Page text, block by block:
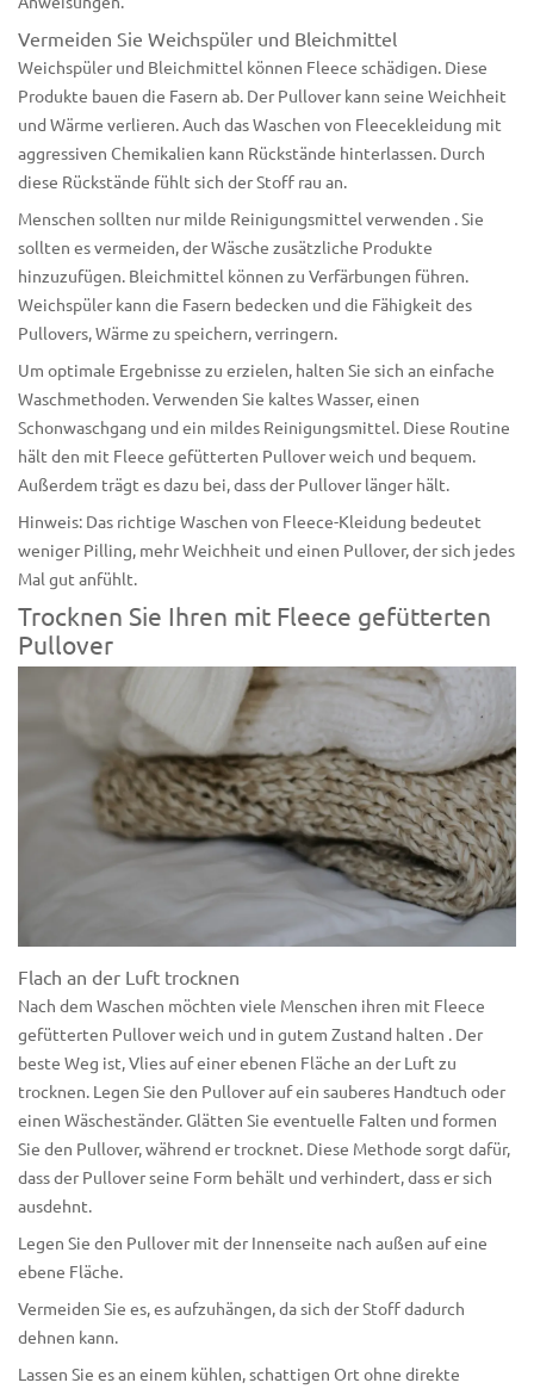
Vermeiden Sie Weichspüler und Bleichmittel
Weichspüler und Bleichmittel können Fleece schädigen. Diese
Produkte bauen die Fasern ab. Der Pullover kann seine Weichheit
und Wärme verlieren. Auch das Waschen von Fleecekleidung mit
aggressiven Chemikalien kann Rückstände hinterlassen. Durch
diese Rückstände fühlt sich der Stoff rau an.
Menschen sollten nur milde Reinigungsmittel verwenden . Sie
sollten es vermeiden, der Wäsche zusätzliche Produkte
hinzuzufügen. Bleichmittel können zu Verfärbungen führen.
Weichspüler kann die Fasern bedecken und die Fähigkeit des
Pullovers, Wärme zu speichern, verringern.
Um optimale Ergebnisse zu erzielen, halten Sie sich an einfache
Waschmethoden. Verwenden Sie kaltes Wasser, einen
Schonwaschgang und ein mildes Reinigungsmittel. Diese Routine
hält den mit Fleece gefütterten Pullover weich und bequem.
Außerdem trägt es dazu bei, dass der Pullover länger hält.
Hinweis: Das richtige Waschen von Fleece-Kleidung bedeutet
weniger Pilling, mehr Weichheit und einen Pullover, der sich jedes
Mal gut anfühlt.
Trocknen Sie Ihren mit Fleece gefütterten
Pullover
Flach an der Luft trocknen
Nach dem Waschen möchten viele Menschen ihren mit Fleece
gefütterten Pulloverweich und in gutem Zustand halten . Der
beste Weg ist, Vlies auf einer ebenen Fläche an der Luft zu
trocknen. Legen Sie den Pullover auf ein sauberes Handtuch oder
einen Wäscheständer. Glätten Sie eventuelle Falten und formen
Sie den Pullover, während er trocknet. Diese Methode sorgt dafür,
dass der Pullover seine Form behält und verhindert, dass er sich
ausdehnt.
Legen Sie den Pullover mit der Innenseite nach außen auf eine
ebene Fläche.
Vermeiden Sie es, es aufzuhängen, da sich der Stoff dadurch
dehnen kann.
Lassen Sie es an einem kühlen, schattigen Ort ohne direkte